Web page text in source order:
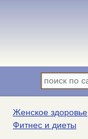
Женское здоровье
Фитнес и диеты